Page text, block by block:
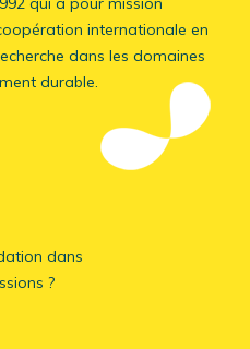
internationale en
dans les domaines
durable.
dans
?